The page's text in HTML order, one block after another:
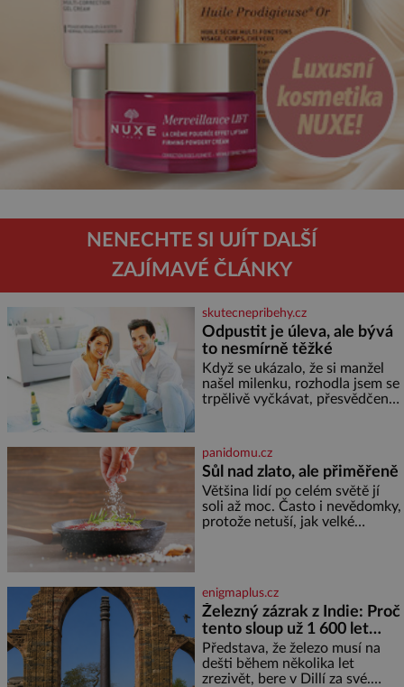
NENECHTE SI UJÍT DALŠÍ
ZAJÍMAVÉ ČLÁNKY
skutecnepribehy.cz
Odpustit je úleva, ale bývá
to nesmírně těžké
Když se ukázalo, že si manžel
našel milenku, rozhodla jsem se
trpělivě vyčkávat, přesvědčena,
nejtěžších věcí na světě. Ale
každý, kdo s tím má nějaké
zkušenosti, se zapřísahá, že
pokud odpustíte, znatelně se
vám uleví. Když se ke mně
doneslo, že si manžel pořídil
panidomu.cz
Sůl nad zlato, ale přiměřeně
Většina lidí po celém světě jí
soli až moc. Často i nevědomky,
protože netuší, jak velké
ani ne třetinovém množství, než
je pro většinu populace běžné.
Její základní složky– sodík a
chlór – jsou zásadní pro
správné hospodaření
enigmaplus.cz
Železný zázrak z Indie: Proč
tento sloup už 1 600 let
nezná rez?
Představa, že železo musí na
dešti během několika let
zrezivět, bere v Dillí za své.